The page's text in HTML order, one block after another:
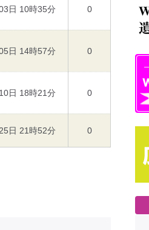
日 10時35分 0
日 14時57分 0
日 18時21分 0
日 21時52分 0